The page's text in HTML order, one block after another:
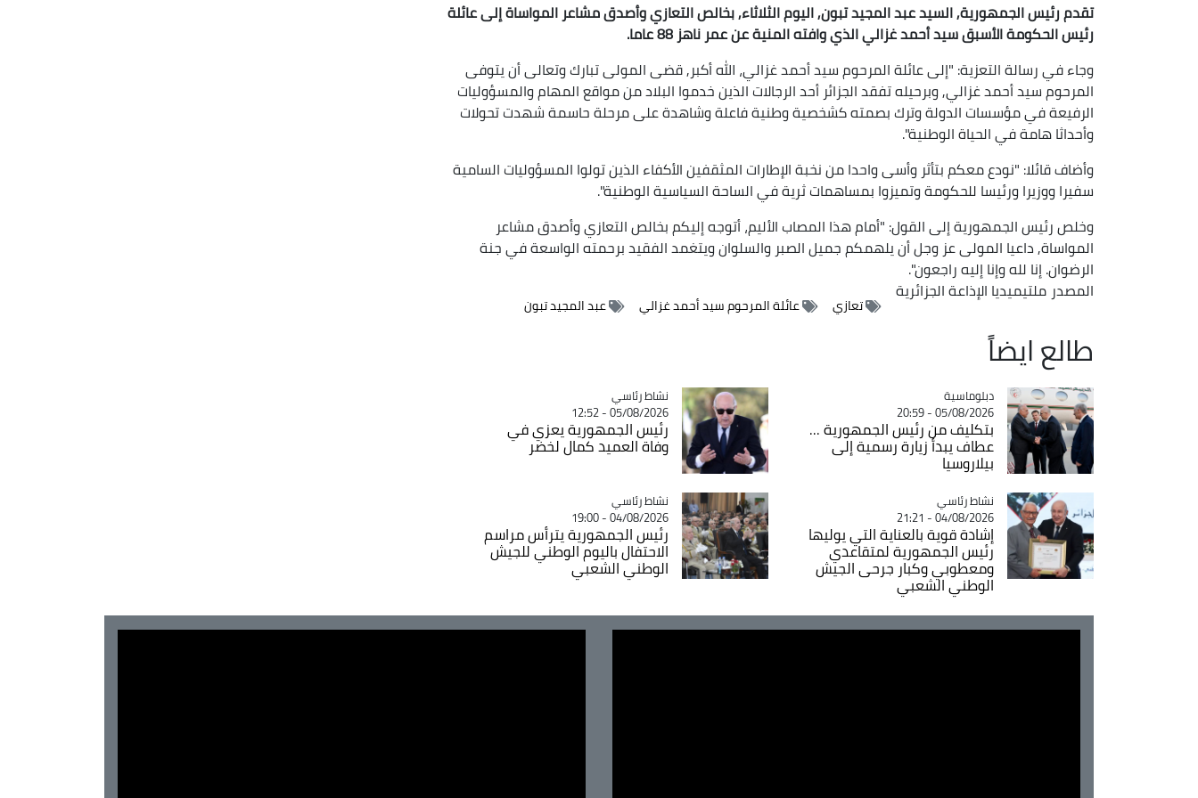
تقدم رئيس الجمهورية, السيد عبد المجيد تبون, اليوم الثلاثاء, بخالص التعازي وأصدق مشاعر المواساة إلى عائلة
رئيس الحكومة الأسبق سيد أحمد غزالي الذي وافته المنية عن عمر ناهز 88 عاما.
وجاء في رسالة التعزية: "إلى عائلة المرحوم سيد أحمد غزالي، الله أكبر, قضى المولى تبارك وتعالى أن يتوفى
المرحوم سيد أحمد غزالي, وبرحيله تفقد الجزائر أحد الرجالات الذين خدموا البلاد من مواقع المهام والمسؤوليات
الرفيعة في مؤسسات الدولة وترك بصمته كشخصية وطنية فاعلة وشاهدة على مرحلة حاسمة شهدت تحولات
وأحداثا هامة في الحياة الوطنية".
وأضاف قائلا: "نودع معكم بتأثر وأسى واحدا من نخبة الإطارات المثقفين الأكفاء الذين تولوا المسؤوليات السامية
سفيرا ووزيرا ورئيسا للحكومة وتميزوا بمساهمات ثرية في الساحة السياسية الوطنية".
وخلص رئيس الجمهورية إلى القول: "أمام هذا المصاب الأليم، أتوجه إليكم بخالص التعازي وأصدق مشاعر
المواساة, داعيا المولى عز وجل أن يلهمكم جميل الصبر والسلوان ويتغمد الفقيد برحمته الواسعة في جنة
الرضوان. إنا لله وإنا إليه راجعون".
المصدر ملتيميديا الإذاعة الجزائرية
تعازي عائلة المرحوم سيد أحمد غزالي عبد المجيد تبون
طالع ايضاً
Catégorie
دبلوماسية
05/08/2026 - 20:59
بتكليف من رئيس الجمهورية ...
عطاف يبدأ زيارة رسمية إلى
بيلاروسيا
Catégorie
نشاط رئاسي
05/08/2026 - 12:52
رئيس الجمهورية يعزي في
وفاة العميد كمال لخضر
Catégorie
نشاط رئاسي
04/08/2026 - 21:21
إشادة قوية بالعناية التي يوليها
رئيس الجمهورية لمتقاعدي
ومعطوبي وكبار جرحى الجيش
الوطني الشعبي
Catégorie
نشاط رئاسي
04/08/2026 - 19:00
رئيس الجمهورية يترأس مراسم
الاحتفال باليوم الوطني للجيش
الوطني الشعبي